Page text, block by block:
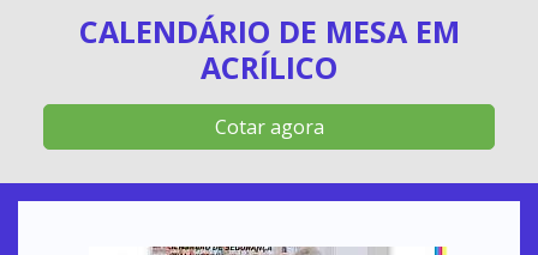
CALENDÁRIO DE MESA EM
ACRÍLICO
Cotar agora